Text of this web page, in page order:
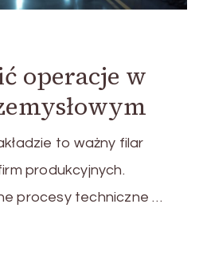
operacje w
to ważny filar
produkcyjnych.
procesy techniczne …